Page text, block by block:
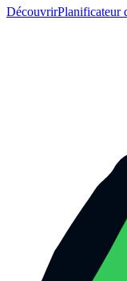
DécouvrirPlanificateur